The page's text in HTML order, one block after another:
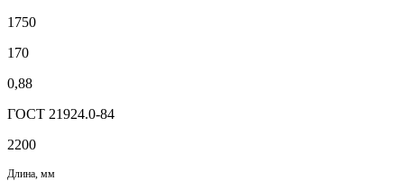
1750
170
0,88
ГОСТ 21924.0-84
2200
Длина, мм